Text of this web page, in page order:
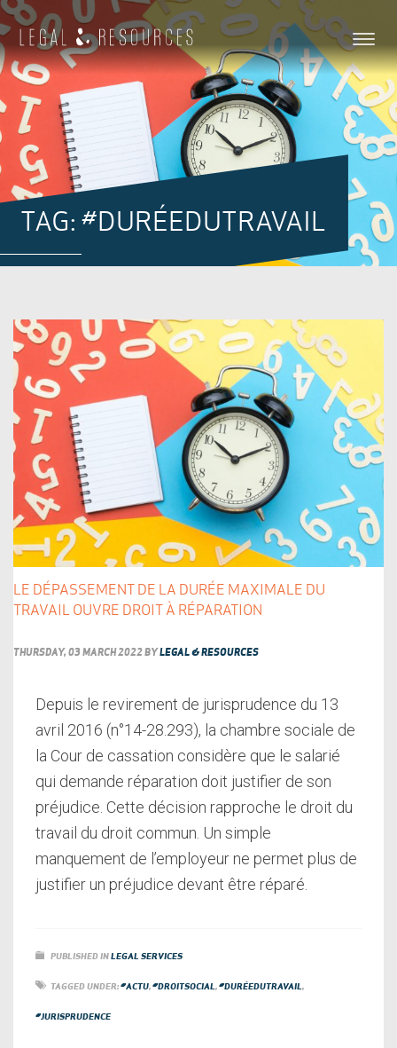
TAG: #DURÉEDUTRAVAIL
LE DÉPASSEMENT DE LA DURÉE MAXIMALE DU
TRAVAIL OUVRE DROIT À RÉPARATION
THURSDAY, 03 MARCH 2022BY LEGAL & RESOURCES
Depuis le revirement de jurisprudence du 13
avril 2016 (n°14-28.293), la chambre sociale de
la Cour de cassation considère que le salarié
qui demande réparation doit justifier de son
préjudice. Cette décision rapproche le droit du
travail du droit commun. Un simple
manquement de l’employeur ne permet plus de
justifier un préjudice devant être réparé.
PUBLISHED INLEGAL SERVICES
TAGGED UNDER:#ACTU,#DROITSOCIAL,#DURÉEDUTRAVAIL,
#JURISPRUDENCE